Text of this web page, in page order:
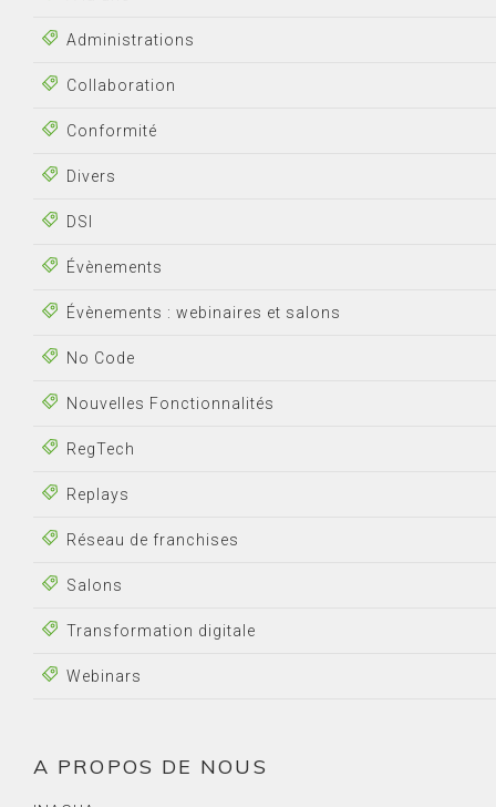
Administrations
Collaboration
Conformité
Divers
DSI
Évènements
Évènements : webinaires et salons
No Code
Nouvelles Fonctionnalités
RegTech
Replays
Réseau de franchises
Salons
Transformation digitale
Webinars
A PROPOS DE NOUS